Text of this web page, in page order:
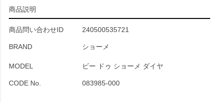
商品説明
商品問い合わせID 240500535721
BRAND ショーメ
MODEL ビー ドゥ ショーメ ダイヤ
CODE No. 083985-000